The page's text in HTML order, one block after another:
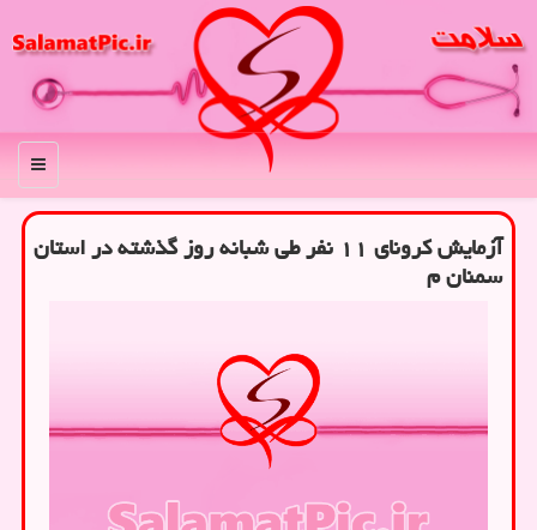
منو
آزمایش کرونای ۱۱ نفر طی شبانه روز گذشته در استان
سمنان م